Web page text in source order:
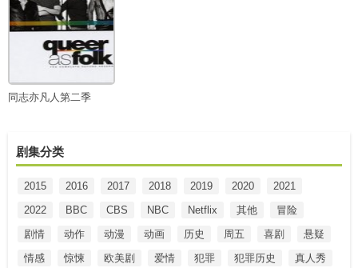
同志亦凡人第二季
剧集分类
2015 2016 2017 2018 2019 2020
2021
2022
BBC CBS NBC Netflix 其他
冒险
剧情
动作 动漫 动画 历史 周五 喜剧
悬疑
情感
惊悚 欧美剧 爱情 犯罪 犯罪历史
真人秀